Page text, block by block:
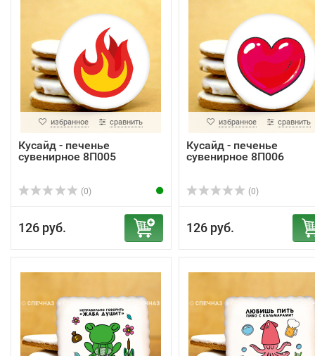
избранное сравнить
Кусайд - печенье
сувенирное 8П005
(0)
126 руб.
избранное сравнить
Кусайд - печенье
сувенирное 8П006
(0)
126 руб.